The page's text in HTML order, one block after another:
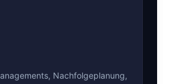
Nachfolgeplanung,